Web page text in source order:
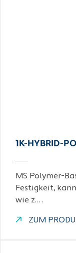
1K-HYBRID-
MS Polymer-
Festigkeit,
wie z.…
ZUM